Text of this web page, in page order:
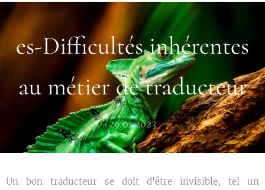
es-Difficultés inhérentes
au métier de traducteur
29.01.2023
Un bon traducteur se doit d'être invisible, tel un